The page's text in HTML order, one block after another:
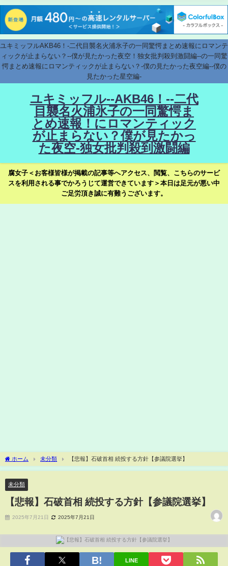
ユキミッフルAKB46！-二代目襲名火浦氷子の一同驚愕まとめ速報にロマンテ
ィックが止まらない？--僕が見たかった夜空！独女批判殺到激闘編--の一同驚
愕まとめ速報にロマンティックが止まらない？-僕の見たかった夜空編--僕の
見たかった星空編-
ユキミッフル--AKB46！--二代
目襲名火浦氷子の一同驚愕ま
とめ速報！にロマンティック
が止まらない？僕が見たかっ
た夜空-独女批判殺到激闘編
腐女子＜お客様皆様が掲載の記事等へアクセス、閲覧、こちらのサービ
スを利用される事でかろうじて運営できています＞本日は足元が悪い中
ご足労頂き誠に有難うございます。
ホーム 未分類 【悲報】石破首相 続投する方針【参議院選挙】
未分類
【悲報】石破首相 続投する方針【参議院選挙】
2025年7月21日 2025年7月21日
LINE